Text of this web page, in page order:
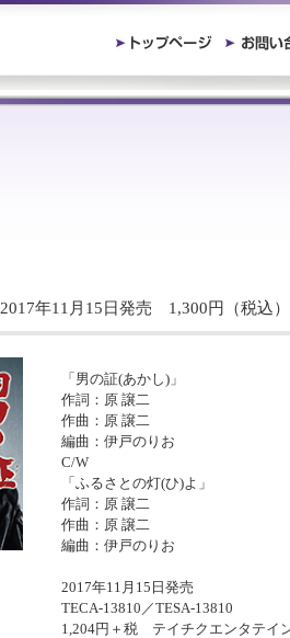
2017年11月15日発売 1,300円（税込）
「男の証(あかし)」
作詞：原 譲二
作曲：原 譲二
編曲：伊戸のりお
C/W
「ふるさとの灯(ひ)よ」
作詞：原 譲二
作曲：原 譲二
編曲：伊戸のりお
2017年11月15日発売
TECA-13810／TESA-13810
1,204円＋税 テイチクエンタテイ